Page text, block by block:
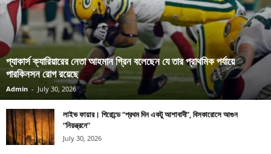
প্যাকার্স ক্যারিয়ারের নেতা আহমান গ্রিন বলেছেন যে তার প্রাথমিক পর্যায়ে
পারকিনসন রোগ রয়েছে
Admin - July 30, 2026
লাইভ ফায়ার। গিরোন্ডে “প্রথম দিন একটু আশাবাদী”, বিসকারোসে আগুন
“নিয়ন্ত্রনে”
July 30, 2026